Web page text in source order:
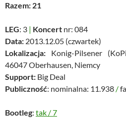
Razem: 21
LEG: 3 | Koncert nr: 084
Data: 2013.12.05 (czwartek)
Lokalizacja: Konig-Pilsener
46047 Oberhausen, Niemcy
Support: Big Deal
Publiczność: nominalna: 11.938 /
Bootleg: tak /7